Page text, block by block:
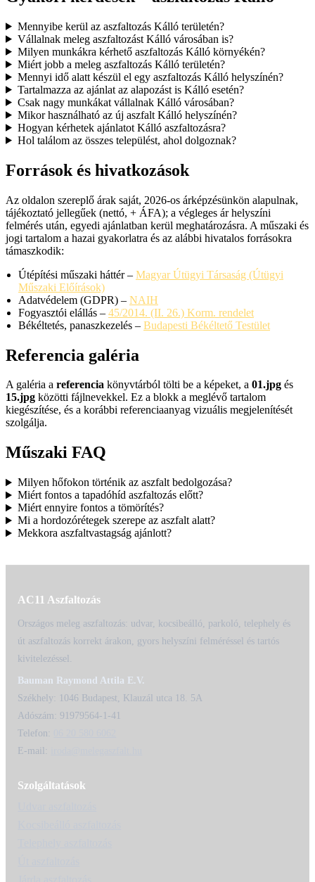
Mennyibe kerül az aszfaltozás Kálló területén?
Vállalnak meleg aszfaltozást Kálló városában is?
Milyen munkákra kérhető aszfaltozás Kálló környékén?
Miért jobb a meleg aszfaltozás Kálló területén?
Mennyi idő alatt készül el egy aszfaltozás Kálló helyszínén?
Tartalmazza az ajánlat az alapozást is Kálló esetén?
Csak nagy munkákat vállalnak Kálló városában?
Mikor használható az új aszfalt Kálló helyszínén?
Hogyan kérhetek ajánlatot Kálló aszfaltozásra?
Hol találom az összes települést, ahol dolgoznak?
Források és hivatkozások
Az oldalon szereplő árak saját, 2026-os árképzésünkön alapulnak,
tájékoztató jellegűek (nettó, + ÁFA); a végleges ár helyszíni
felmérés után, egyedi ajánlatban kerül meghatározásra. A műszaki és
jogi tartalom a hazai gyakorlatra és az alábbi hivatalos forrásokra
támaszkodik:
Útépítési műszaki háttér – Magyar Útügyi Társaság (Útügyi
Műszaki Előírások)
Adatvédelem (GDPR) – NAIH
Fogyasztói elállás – 45/2014. (II. 26.) Korm. rendelet
Békéltetés, panaszkezelés – Budapesti Békéltető Testület
Referencia galéria
A galéria a referencia könyvtárból tölti be a képeket, a 01.jpg és
15.jpg közötti fájlnevekkel. Ez a blokk a meglévő tartalom
kiegészítése, és a korábbi referenciaanyag vizuális megjelenítését
szolgálja.
Műszaki FAQ
Milyen hőfokon történik az aszfalt bedolgozása?
Miért fontos a tapadóhíd aszfaltozás előtt?
Miért ennyire fontos a tömörítés?
Mi a hordozórétegek szerepe az aszfalt alatt?
Mekkora aszfaltvastagság ajánlott?
AC11 Aszfaltozás
Országos meleg aszfaltozás: udvar, kocsibeálló, parkoló, telephely és
út aszfaltozás korrekt árakon, gyors helyszíni felméréssel és tartós
kivitelezéssel.
Bauman Raymond Attila E.V.
Székhely: 1046 Budapest, Klauzál utca 18. 5A
Adószám: 91979564-1-41
Telefon:
E-mail:
Szolgáltatások